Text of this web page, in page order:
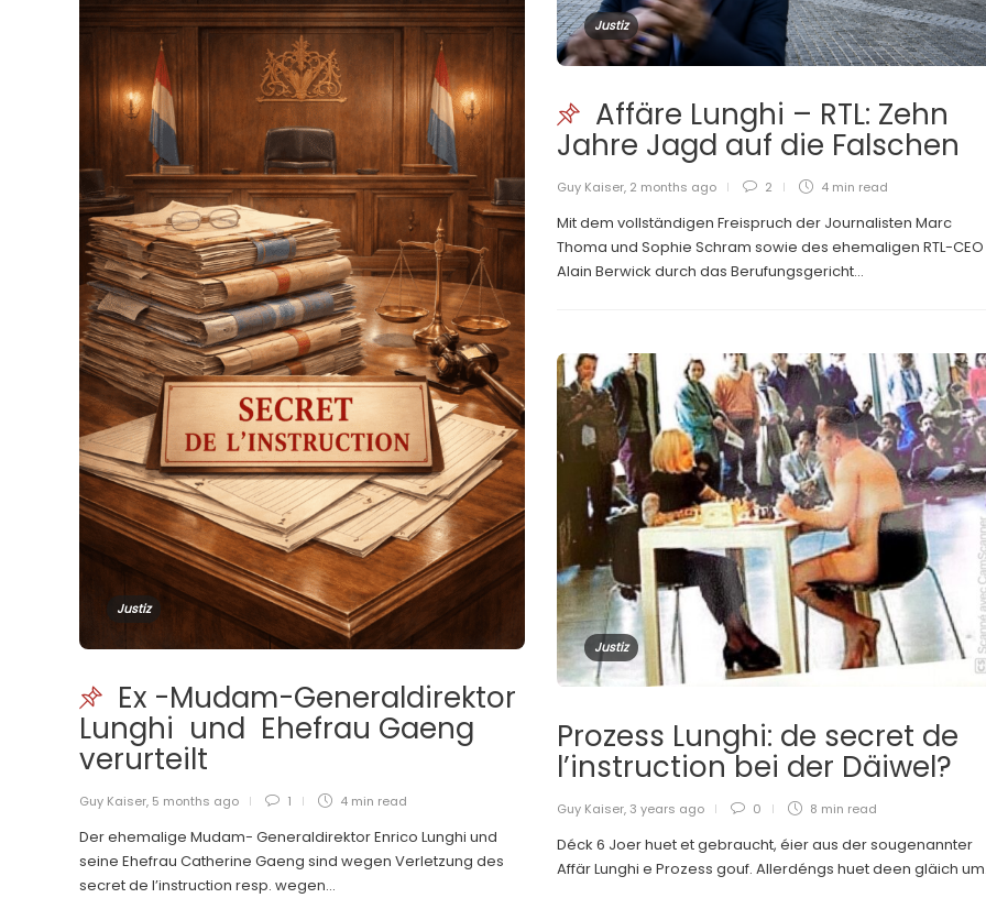
Justiz
Affäre Lunghi – RTL: Zehn
Jahre Jagd auf die Falschen
Guy Kaiser, 2 months ago 2 4 min read
Mit dem vollständigen Freispruch der Journalisten Marc
Thoma und Sophie Schram sowie des ehemaligen RTL-CEO
Alain Berwick durch das Berufungsgericht...
Justiz
Ex -Mudam-Generaldirektor
Lunghi und Ehefrau Gaeng
verurteilt
Guy Kaiser, 5 months ago 1 4 min read
Der ehemalige Mudam- Generaldirektor Enrico Lunghi und
seine Ehefrau Catherine Gaeng sind wegen Verletzung des
secret de l’instruction resp. wegen...
Justiz
Prozess Lunghi: de secret de
l’instruction bei der Däiwel?
Guy Kaiser, 3 years ago 0 8 min read
Déck 6 Joer huet et gebraucht, éier aus der sougenannter
Affär Lunghi e Prozess gouf. Allerdéngs huet deen gläich